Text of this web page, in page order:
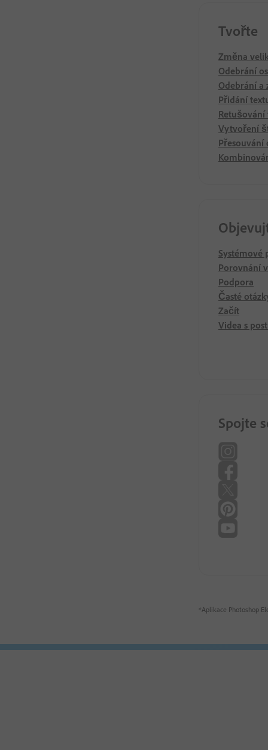
Tvořte
Změna
Odebrání
Odebrání a
Přidání
Vytvoření
Systémové
Porovnání
Podpora
Časté
Začít
Videa s
Spojte
*Aplikace Photoshop